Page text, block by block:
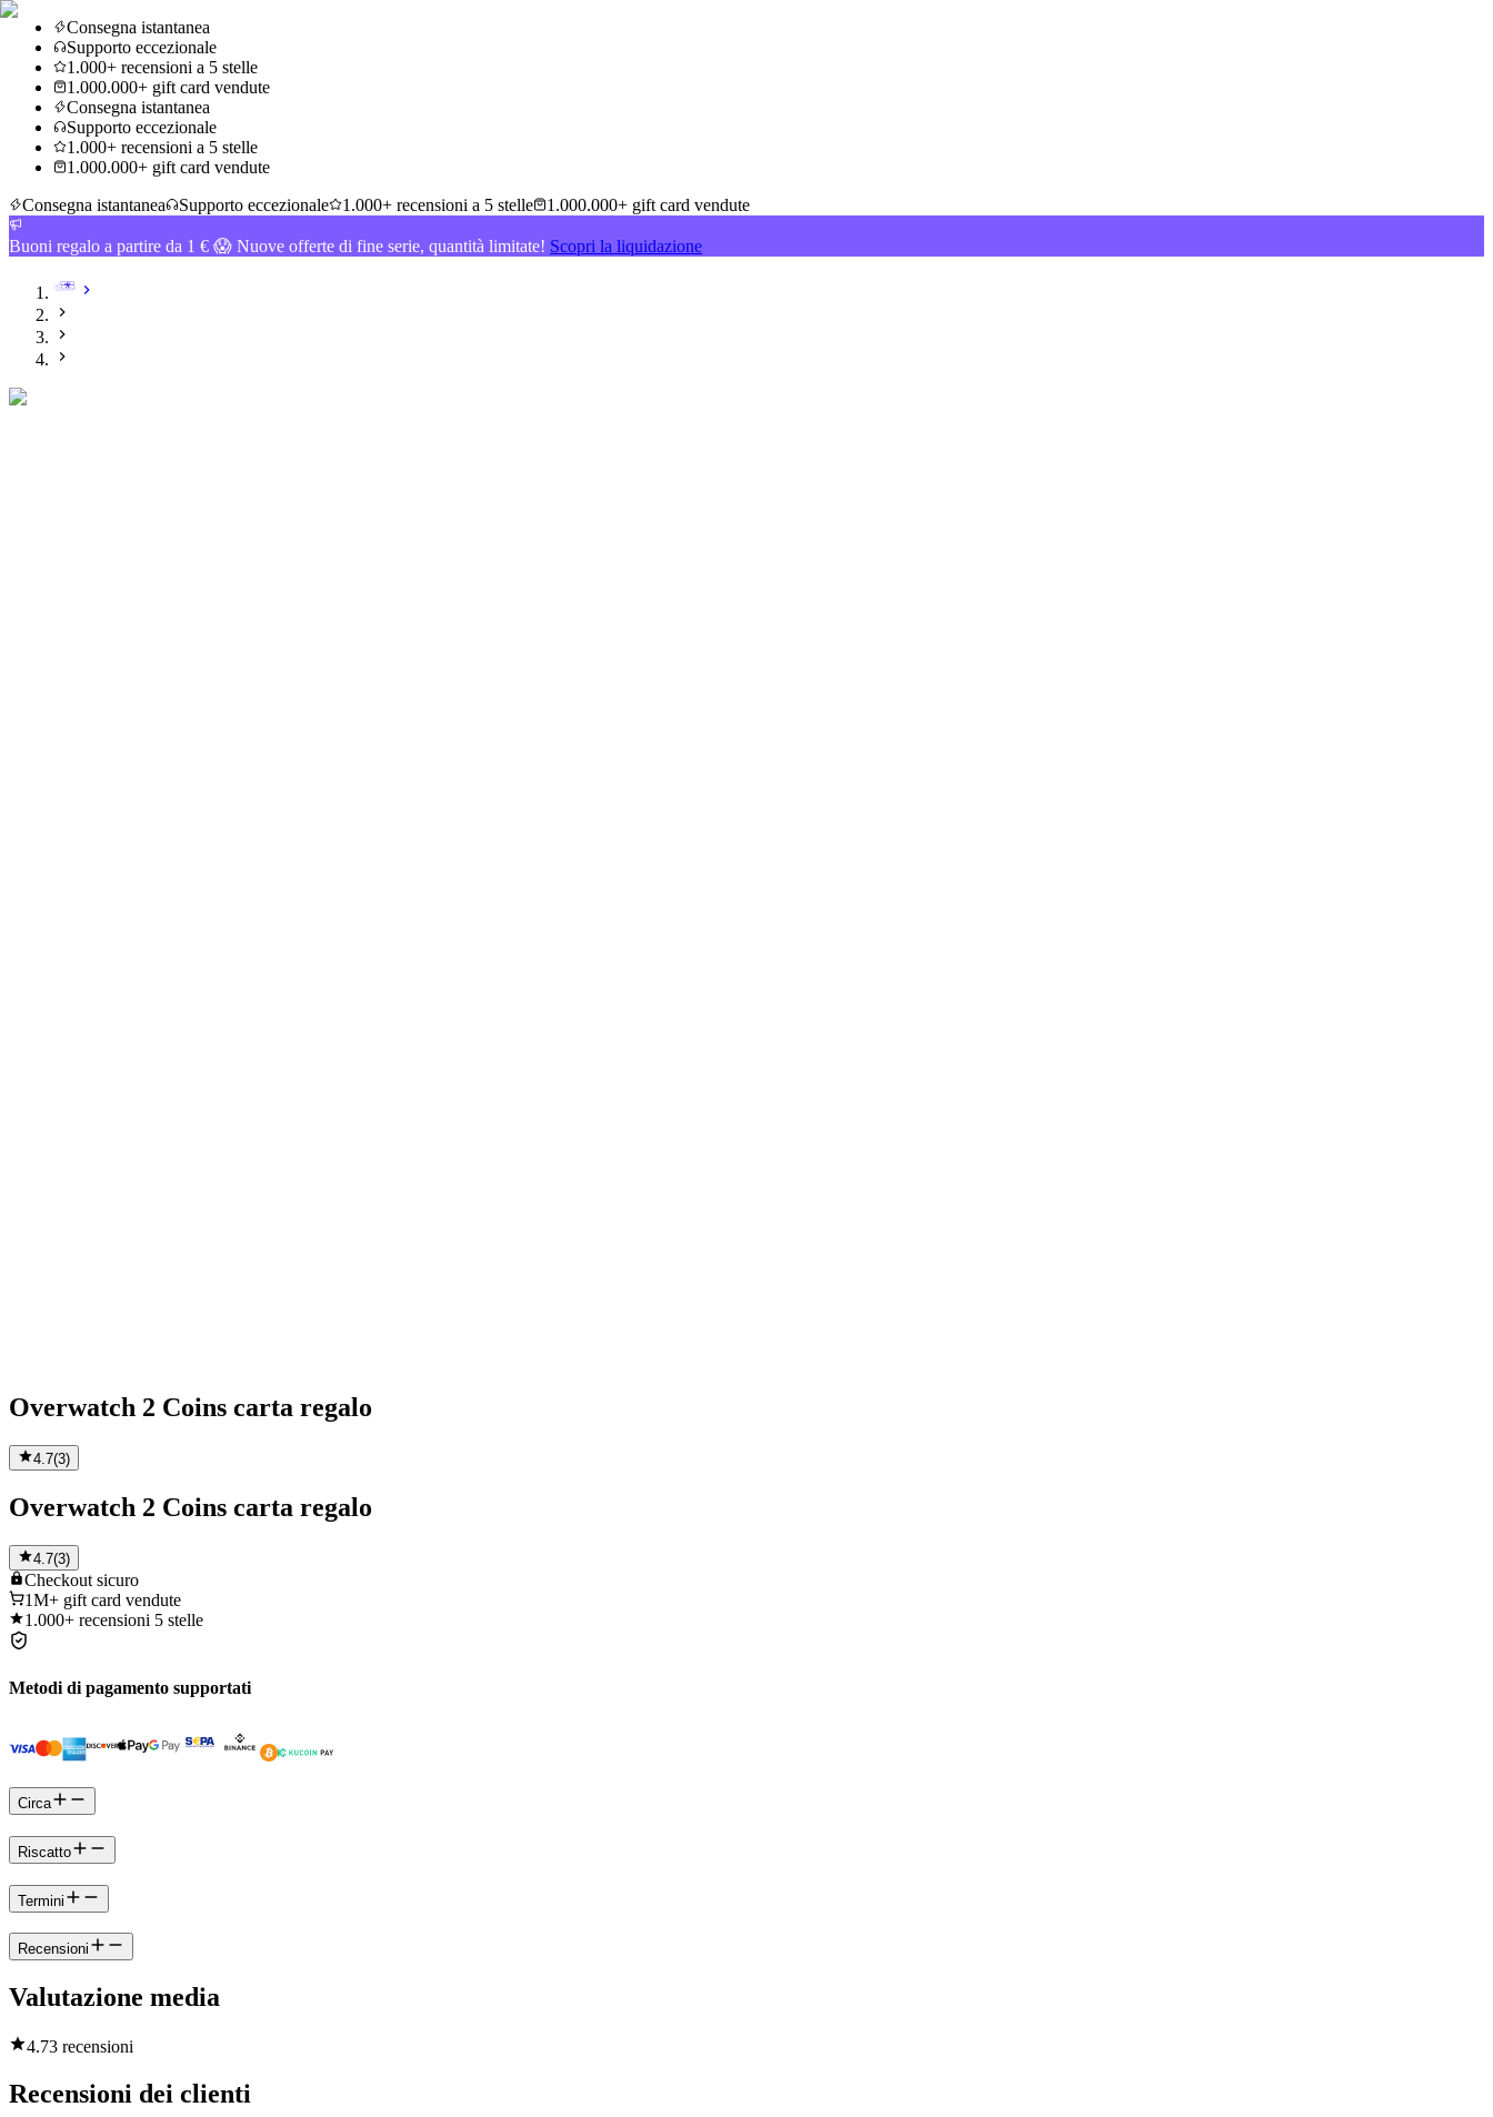
Consegna istantanea
Supporto eccezionale
1.000+ recensioni a 5 stelle
1.000.000+ gift card vendute
Consegna istantanea
Supporto eccezionale
1.000+ recensioni a 5 stelle
1.000.000+ gift card vendute
Consegna istantanea
Supporto eccezionale 1.000+ recensioni a 5 stelle 1.000.000+ gift card vendute
Buoni regalo a partire da 1 € 😱 Nuove offerte di fine serie, quantità limitate! Scopri la liquidazione
Overwatch 2 Coins carta regalo
4.7(3)
Overwatch 2 Coins carta regalo
4.7(3)
Checkout sicuro
1M+ gift card vendute
1.000+ recensioni 5 stelle
Metodi di pagamento supportati
Circa
Riscatto
Termini
Recensioni
Valutazione media
4.73 recensioni
Recensioni dei clienti